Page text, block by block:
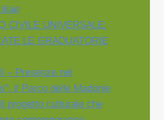
CIVILE UNIVERSALE:
LE GRADUATORIE
– Presenze nel
il Parco delle Madonie
progetto culturale che